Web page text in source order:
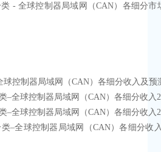
–全球控制器局域网（CAN）各细分收入及预
级分类–全球控制器局域网（CAN）各细分收
级分类–全球控制器局域网（CAN）各细分收